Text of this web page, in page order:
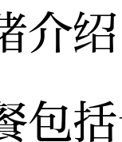
绍
包